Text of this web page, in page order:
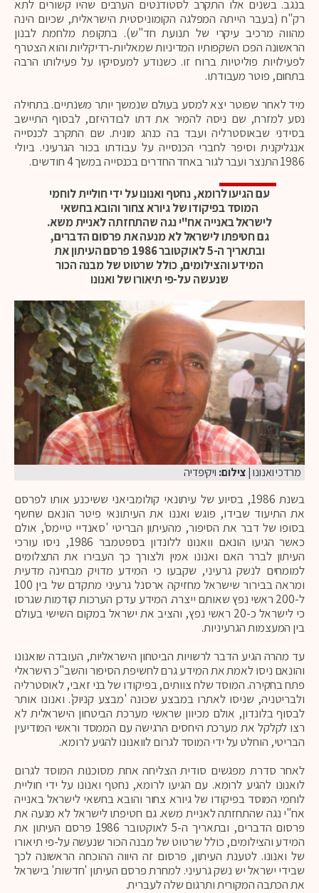
בנגב. בשנים אלו התקרב לסטודנטים הערבים שהיו קשורים לתא
רק"ח (בעבר הייתה המפלגה הקומוניסטית הישראלית, שכיום הינה
מהווה מרכיב עיקרי של תנועת חד"ש). בתקופת מלחמת לבנון
הראשונה הפכו השקפותיו המדיניות שמאליות-רדיקליות והוא הצטרף
לפעילויות פוליטיות ברוח זו. כשנודע למעסיקיו על פעילותו הרבה
בתחום, פוטר מעבודתו.
מיד לאחר שפוטר יצא למסע בעולם שנמשך יותר משנתיים. בתחילה
נסע למזרח, שם ניסה להמיר את דתו לבודהיזם, לבסוף התיישב
בסידני שבאוסטרליה ועבד בה כנהג מונית. שם התקרב לכנסייה
אנגליקנית וסיפר לחברי הכנסייה על עבודתו בכור הגרעיני. ביולי
1986 התנצר ועבר לגור באחד החדרים בכנסייה במשך 4 חודשים.
עם הגיעו לרומא, נחטף ואנונו על ידי חוליית לוחמי
המוסד בפיקודו של גיורא צחור והובא בחשאי
לישראל באנייה אח"י נגה שהתחזתה לאניית משא.
גם חטיפתו לישראל לא מנעה את פרסום הדברים,
ובתאריך ה-5 לאוקטובר 1986 פרסם העיתון את
המידע והצילומים, כולל שרטוט של מבנה הכור
שנעשה על-פי תיאורו של ואנונו
מרדכי ואנונו| צילום: ויקיפדיה
בשנת 1986, בסיוע של עיתונאי קולומביאני ששיכנע אותו לפרסם
את התיעוד שבידו, פוגש ואננו את העיתונאי פיטר הונאם שחשף
בסופו של דבר את הסיפור, מהעיתון הבריטי 'סאנדיי טיימס', אולם
כאשר הגיעו הונאם וואנונו ללונדון בספטמבר 1986, ניסו עורכי
העיתון לברר האם ואנונו אמין ולצורך כך העבירו את התצלומים
למומחים לנשק גרעיני, שקבעו כי המידע מדויק מבחינה מדעית
ומראה בבירור שישראל מחזיקה ארסנל גרעיני מתקדם של בין 100
ל-200 ראשי נפץ שאותם ייצרה. המידע עדכן הערכות קודמות שגרסו
כי לישראל כ-20 ראשי נפץ, והציב את ישראל במקום השישי בעולם
בין המעצמות הגרעיניות.
עד מהרה הגיע הדבר לרשויות הביטחון הישראליות, העובדה שואנונו
והונאם ניסו לאמת את המידע גרם לחשיפת הסיפור והשב"כ הישראלי
פתח בחקירה. המוסד שלח צוותים, בפיקודו של בני זאבי, לאוסטרליה
ולבריטניה, שניסו לאתרו במבצע שכונה 'מבצע קניוק'. ואנונו אותר
לבסוף בלונדון, אולם מכיוון שראשי מערכת הביטחון הישראלית לא
רצו לקלקל את מערכת היחסים הרגישה עם הממסד וראשי המודיעין
הבריטי, הוחלט על ידי המוסד לגרום לוואנונו להגיע לרומא.
לאחר סדרת מפגשים סודית הצליחה אחת מסוכנות המוסד לגרום
לואנונו להגיע לרומא. עם הגיעו לרומא, נחטף ואנונו על ידי חוליית
לוחמי המוסד בפיקודו של גיורא צחור והובא בחשאי לישראל באנייה
אח"י נגה שהתחזתה לאניית משא. גם חטיפתו לישראל לא מנעה את
פרסום הדברים, ובתאריך ה-5 לאוקטובר 1986 פרסם העיתון את
המידע והצילומים, כולל שרטוט של מבנה הכור שנעשה על-פי תיאורו
של ואנונו. לטענת העיתון, פרסום זה היווה ההוכחה הראשונה לכך
שבידי ישראל יש נשק גרעיני. למחרת פרסם העיתון 'חדשות' בישראל
את הכתבה המקורית ותרגום שלה לעברית.